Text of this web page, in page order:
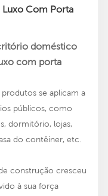
Luxo Com Porta
doméstico
com porta
se aplicam a
públicos, como
dormitório, lojas,
do contêiner, etc.
construção cresceu
à sua força